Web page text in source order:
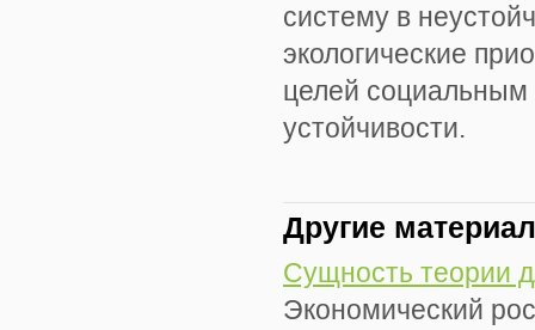
систему в
экологические
целей
устойчивости.
Другие
Сущность теории
Экономический